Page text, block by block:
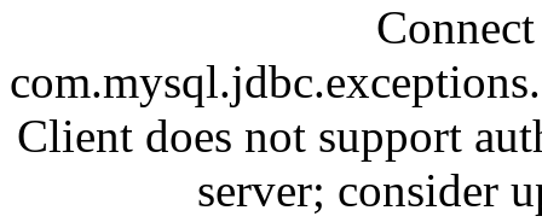
Client does not support
server; consider